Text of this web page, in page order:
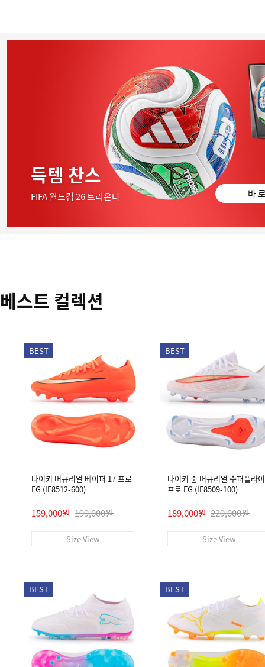
득템 찬스
FIFA 월드컵 26 트리온다 바
베스트 컬렉션
BEST
나이키 머큐리얼 베이퍼 17 프로
FG (IF8512-600)
159,000원 199,000원
Size View
BEST
나이키 줌 머큐리얼 수퍼플라
프로 FG (IF8509-100)
189,000원 229,000원
Size View
BEST BEST